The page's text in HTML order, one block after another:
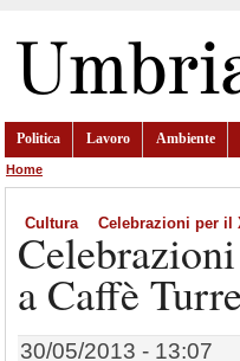
Politica Lavoro Ambiente
Home
Cultura Celebrazioni per il
a Caffè
30/05/2013 - 13:07